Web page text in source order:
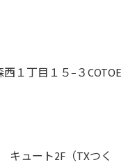
１丁目１５−３COTOE
ュート2F（TXつく